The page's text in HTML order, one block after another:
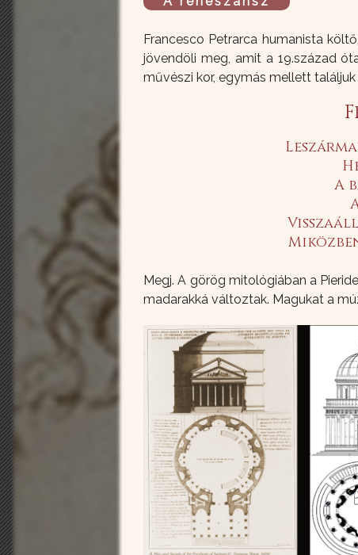
Francesco Petrarca humanista
jövendöli meg, amit a 19.század
művészi kor, egymás mellett
A
Megj. A görög mitológiában a
madarakká változtak. Magukat a